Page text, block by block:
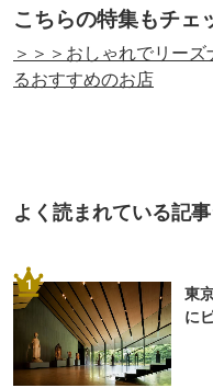
こちらの特集もチェ
＞＞＞おしゃれでリー
るおすすめのお店
よく読まれている記
1
東
に